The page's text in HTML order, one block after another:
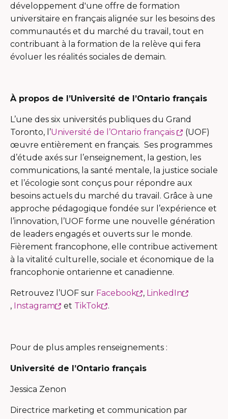
développement d'une offre de formation
universitaire en français alignée sur les besoins des
communautés et du marché du travail, tout en
contribuant à la formation de la relève qui fera
évoluer les réalités sociales de demain.
À propos de l’Université de l’Ontario français
L’une des six universités publiques du Grand
Toronto, l’Université de l’Ontario français
Ce
lien
s'ouvrira
dans
une
nouvelle
fenêtre
(UOF)
œuvre entièrement en français. Ses programmes
d’étude axés sur l’enseignement, la gestion, les
communications, la santé mentale, la justice sociale
et l’écologie sont conçus pour répondre aux
besoins actuels du marché du travail. Grâce à une
approche pédagogique fondée sur l’expérience et
l’innovation, l’UOF forme une nouvelle génération
de leaders engagés et ouverts sur le monde.
Fièrement francophone, elle contribue activement
à la vitalité culturelle, sociale et économique de la
francophonie ontarienne et canadienne.
Retrouvez l’UOF sur Facebook
Ce
une
fenêtre
, LinkedIn
Ce
dans
nouvelle
, Instagram
Ce
nouvelle
et TikTok
dans
nouvelle
.
Pour de plus amples renseignements :
Université de l’Ontario français
Jessica Zenon
Directrice marketing et communication par